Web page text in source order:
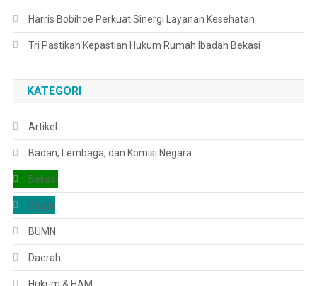
Harris Bobihoe Perkuat Sinergi Layanan Kesehatan
Tri Pastikan Kepastian Hukum Rumah Ibadah Bekasi
KATEGORI
Artikel
Badan, Lembaga, dan Komisi Negara
Bekasi
Bogor
BUMN
Daerah